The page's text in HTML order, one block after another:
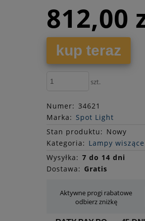
812,00
kup teraz
szt.
Numer: 34621
Marka: Spot Light
Stan produktu: Nowy
Kategoria: Lampy
Wysyłka: 7 do 14 dni
Dostawa: Gratis
Aktywne progi rabatowe
odbierz zniżkę